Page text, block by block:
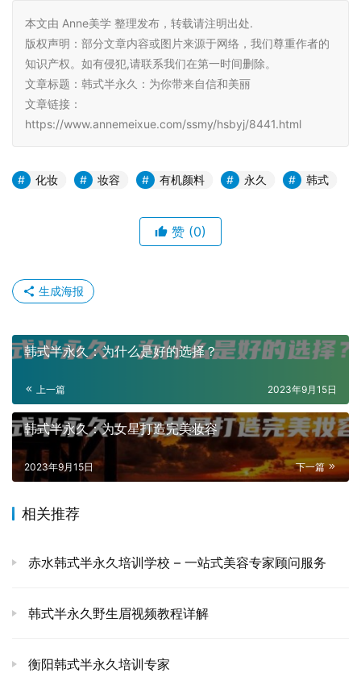
本文由 Anne美学 整理发布，转载请注明出处.
版权声明：部分文章内容或图片来源于网络，我们尊重作者的
知识产权。如有侵犯,请联系我们在第一时间删除。
文章标题：韩式半永久：为你带来自信和美丽
文章链接：
https://www.annemeixue.com/ssmy/hsbyj/8441.html
化妆 妆容 有机颜料 永久 韩式
赞 (0)
生成海报
韩式半永久：为什么是好的选择？
上一篇 2023年9月15日
韩式半永久：为女星打造完美妆容
下一篇
2023年9月15日
相关推荐
赤水韩式半永久培训学校 – 一站式美容专家顾问服务
韩式半永久野生眉视频教程详解
衡阳韩式半永久培训专家